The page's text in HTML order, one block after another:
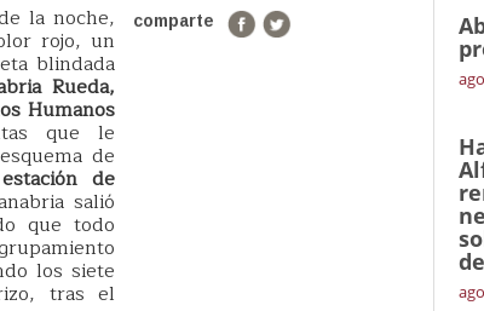
la noche,
rojo, un
blindada
Rueda,
Humanos
que le
de
de
salió
que todo
los siete
tras el
comparte